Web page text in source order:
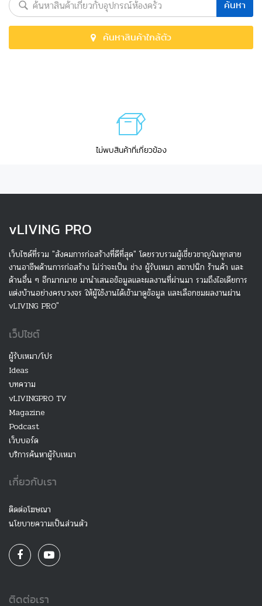
ค้นหา
ค้นหาสินค้าใกล้ตัว
ไม่พบสินค้าที่เกี่ยวข้อง
vLIVING PRO
เว็บไซด์ที่รวม "สังคมการก่อสร้างที่ดีที่สุด" โดยรวบรวมผู้เชี่ยวชาญในทุกสาย
งานอาชีพด้านการก่อสร้าง ไม่ว่าจะเป็น ช่าง ผู้รับเหมา สถาปนิก ร้านค้า และ
ด้านอื่น ๆ อีกมากมาย มานำเสนอข้อมูลและผลงานที่ผ่านมา รวมถึงไอเดียการ
แต่งบ้านอย่างครบวงจร ให้ผู้ใช้งานได้เข้ามาดูข้อมูล และเลือกชมผลงานผ่าน
vLIVING PRO"
เว็ปไซต์
ผู้รับเหมา/โปร
Ideas
บทความ
vLIVINGPRO TV
Magazine
Podcast
เว็บบอร์ด
บริการค้นหาผู้รับเหมา
เกี่ยวกับเรา
ติดต่อโฆษณา
นโยบายความเป็นส่วนตัว
ติดต่อเรา